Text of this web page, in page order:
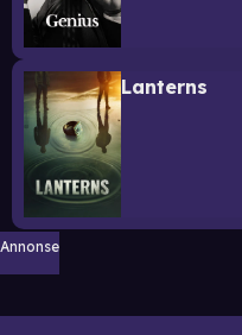
Lanterns
Annonse